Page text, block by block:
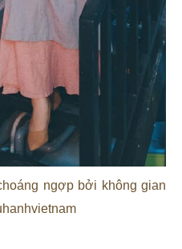
ngợp bởi không gian